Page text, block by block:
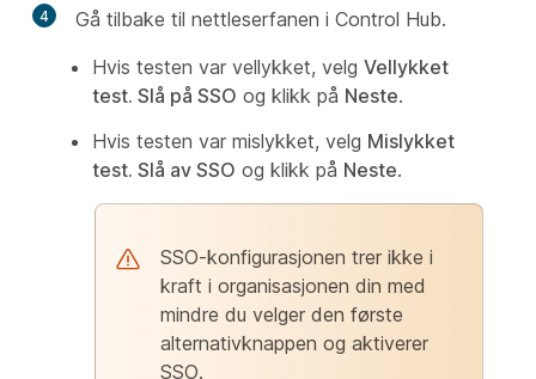
4
Gå tilbake til nettleserfanen i Control Hub.
Hvis testen var vellykket, velg Vellykket
test. Slå på SSO og klikk på Neste.
Hvis testen var mislykket, velg Mislykket
test. Slå av SSO og klikk på Neste.
SSO-konfigurasjonen trer ikke i
kraft i organisasjonen din med
mindre du velger den første
alternativknappen og aktiverer
SSO.